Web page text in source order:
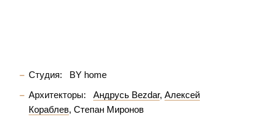
Студия:
BY home
Архитекторы:
Андрусь Bezdar Алексей
Кораблев Степан Миронов